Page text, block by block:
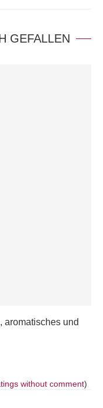
GEFALLEN
aromatisches und
without comment)